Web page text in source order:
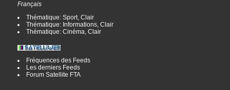
Français
Thématique: Sport, Clair
Thématique: Informations, Clair
Thématique: Cinéma, Clair
Fréquences des Feeds
Les derniers Feeds
Forum Satellite FTA